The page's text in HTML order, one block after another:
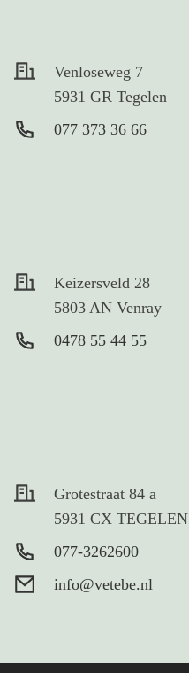
Venloseweg 7
5931 GR Tegelen
077 373 36 66
Keizersveld 28
5803 AN Venray
0478 55 44 55
Grotestraat 84 a
5931 CX TEGELEN
077-3262600
info@vetebe.nl